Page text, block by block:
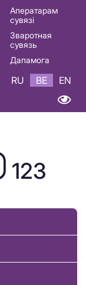
Аператарам
сувязі
Зваротная
сувязь
Дапамога
RU BE EN
123